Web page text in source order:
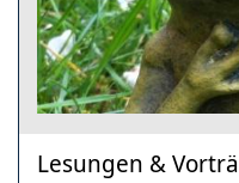
Lesungen &